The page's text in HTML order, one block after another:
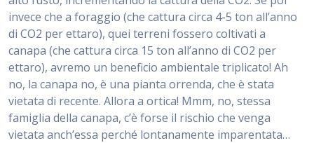
invece che a foraggio (che cattura circa 4-5 ton all’anno
di CO2 per ettaro), quei terreni fossero coltivati a
canapa (che cattura circa 15 ton all’anno di CO2 per
ettaro), avremo un beneficio ambientale triplicato! Ah
no, la canapa no, è una pianta orrenda, che è stata
vietata di recente. Allora a ortica! Mmm, no, stessa
famiglia della canapa, c’è forse il rischio che venga
vietata anch’essa perché lontanamente imparentata…